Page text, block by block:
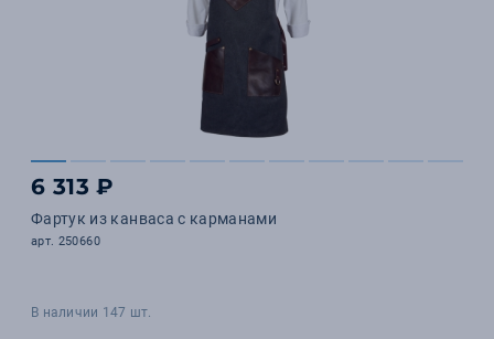
6 313 ₽
Фартук из канваса с карманами
арт. 250660
В наличии 147 шт.